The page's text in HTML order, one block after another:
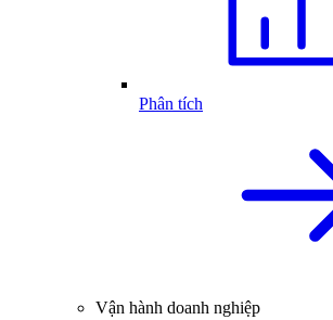
Phân tích
Vận hành doanh nghiệp